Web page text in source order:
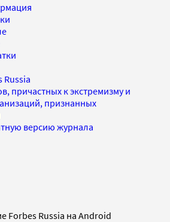
Russia
причастных к экстремизму и
признанных
версию журнала
Forbes Russia на Android